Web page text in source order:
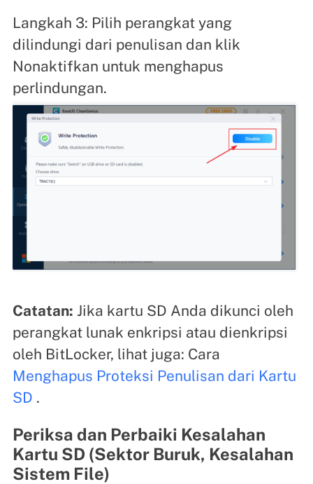
Langkah 3: Pilih perangkat yang
dilindungi dari penulisan dan klik
Nonaktifkan untuk menghapus
perlindungan.
Catatan: Jika kartu SD Anda dikunci oleh
perangkat lunak enkripsi atau dienkripsi
oleh BitLocker, lihat juga: Cara
Menghapus Proteksi Penulisan dari Kartu
SD .
Periksa dan Perbaiki Kesalahan
Kartu SD (Sektor Buruk, Kesalahan
Sistem File)